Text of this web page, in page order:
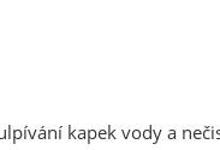
kapek vody a